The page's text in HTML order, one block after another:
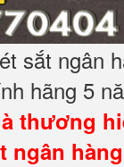
sắt ngân
hãng 5
ngân